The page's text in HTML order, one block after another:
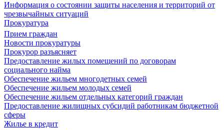
Информация о состоянии защиты населения и территорий от
чрезвычайных ситуаций
Прокуратура
Прием граждан
Новости прокуратуры
Прокурор разъясняет
Предоставление жилых помещений по договорам
социального найма
Обеспечение жильем многодетных семей
Обеспечение жильем молодых семей
Обеспечение жильем отдельных категорий граждан
Предоставление жилищных субсидий работникам бюджетной
сферы
Жилье в кредит